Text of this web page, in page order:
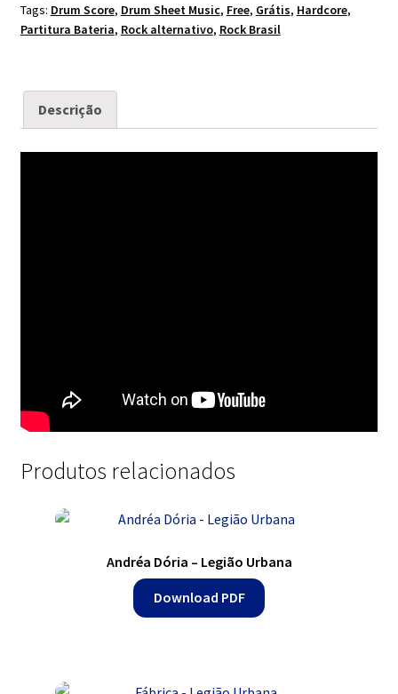
Tags: Drum Score, Drum Sheet Music, Free, Grátis, Hardcore,
Partitura Bateria, Rock alternativo, Rock Brasil
Descrição
Produtos relacionados
Andréa Dória – Legião Urbana
Download PDF